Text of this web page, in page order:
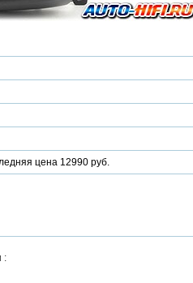
цена 12990 руб.
: